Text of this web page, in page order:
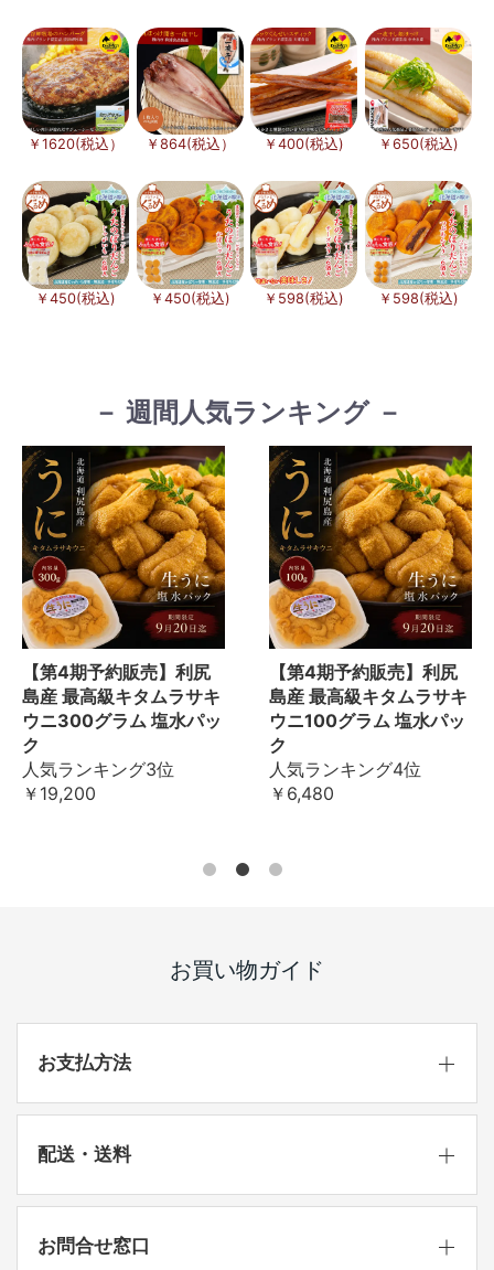
￥1620(税込） ￥864(税込） ￥400(税込) ￥650(税込)
￥450(税込) ￥450(税込) ￥598(税込) ￥598(税込)
－ 週間人気ランキング －
【第4期予約販売】利尻
島産 最高級キタムラサキ
ウニ300グラム 塩水パッ
ク
人気ランキング3位
￥19,200
【第4期予約販売】利尻
島産 最高級キタムラサキ
ウニ100グラム 塩水パッ
ク
人気ランキング4位
￥6,480
お買い物ガイド
お支払方法
配送・送料
お問合せ窓口